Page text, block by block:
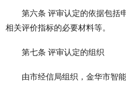
第六条 评审认定的依据包括
相关评价指标的必要材料等。
第七条 评审认定的组织
由市经信局组织，金华市智